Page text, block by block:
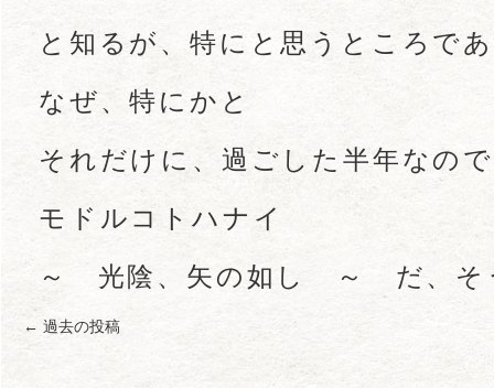
と知るが、特にと思うところで
なぜ、特にかと
それだけに、過ごした半年なの
モドルコトハナイ
～ 光陰、矢の如し ～ だ、そ
投稿ナビゲーション
← 過去の投稿